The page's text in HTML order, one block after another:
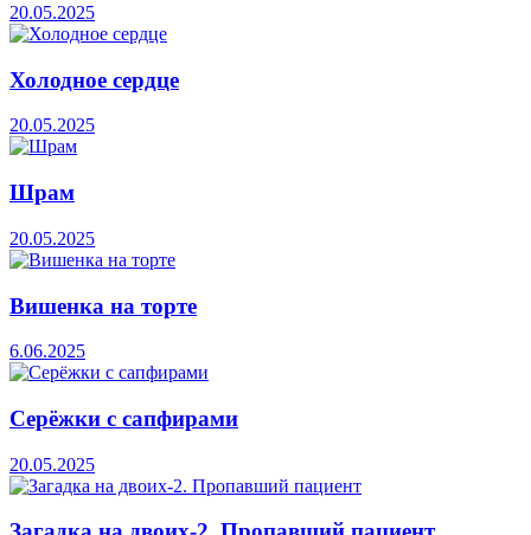
20.05.2025
Холодное сердце
20.05.2025
Шрам
20.05.2025
Вишенка на торте
6.06.2025
Серёжки с сапфирами
20.05.2025